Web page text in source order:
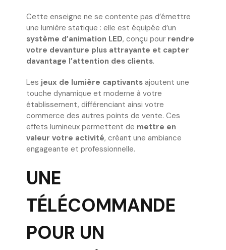
Cette enseigne ne se contente pas d’émettre
une lumière statique : elle est équipée d’un
système d’animation LED, conçu pour rendre
votre devanture plus attrayante et capter
davantage l’attention des clients.
Les jeux de lumière captivants ajoutent une
touche dynamique et moderne à votre
établissement, différenciant ainsi votre
commerce des autres points de vente. Ces
effets lumineux permettent de mettre en
valeur votre activité, créant une ambiance
engageante et professionnelle.
UNE
TÉLÉCOMMANDE
POUR UN